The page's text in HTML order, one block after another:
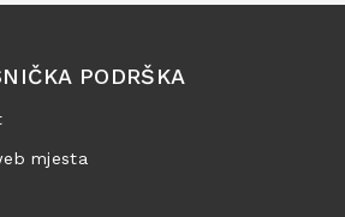
PODRŠKA
mjesta